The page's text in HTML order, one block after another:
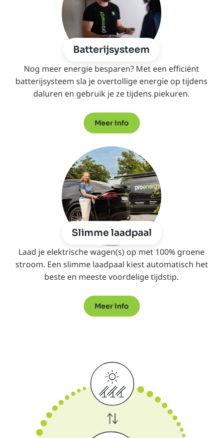
Batterijsysteem
Nog meer energie besparen? Met een efficiënt
batterijsysteem sla je overtollige energie op tijdens
daluren en gebruik je ze tijdens piekuren.
Meer info
Slimme laadpaal
Laad je elektrische wagen(s) op met 100% groene
stroom. Een slimme laadpaal kiest automatisch het
beste en meeste voordelige tijdstip.
Meer info